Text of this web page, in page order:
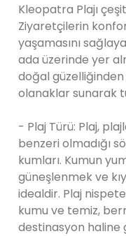
Kleopatra Plajı
Ziyaretçilerin
yaşamasını
ada üzerinde yer
doğal
olanaklar sunarak
- Plaj Türü: Plaj,
benzeri olmadığı
kumları. Kumun
güneşlenmek ve
idealdir. Plaj
kumu ve temiz,
destinasyon